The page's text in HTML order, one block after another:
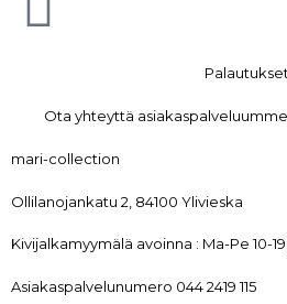
Palautukset
Ota yhteyttä
mari-collection
Ollilanojankatu 2, 84100 Ylivieska
Kivijalkamyymälä avoinna : Ma-Pe 10-19,
Asiakaspalvelunumero 044 2419 115